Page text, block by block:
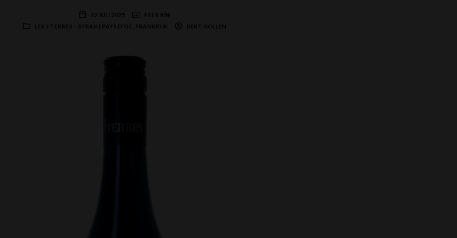
22 JULI 2025
911 X 909
LES 3 TERRES – SYRAH | PAYS D’OC, FRANKRIJK
BERT NOLLEN